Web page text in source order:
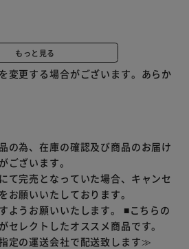
良いメッシュ素材を使用しており速
もっと見る
変更する場合がございます。あらか
の為、在庫の確認及び商品のお届け
ございます。
て完売となっていた場合、キャンセ
お願いいたしております。
ようお願いいたします。 ■こちらの
セレクトしたオススメ商品です。
定の運送会社で配送致します≫